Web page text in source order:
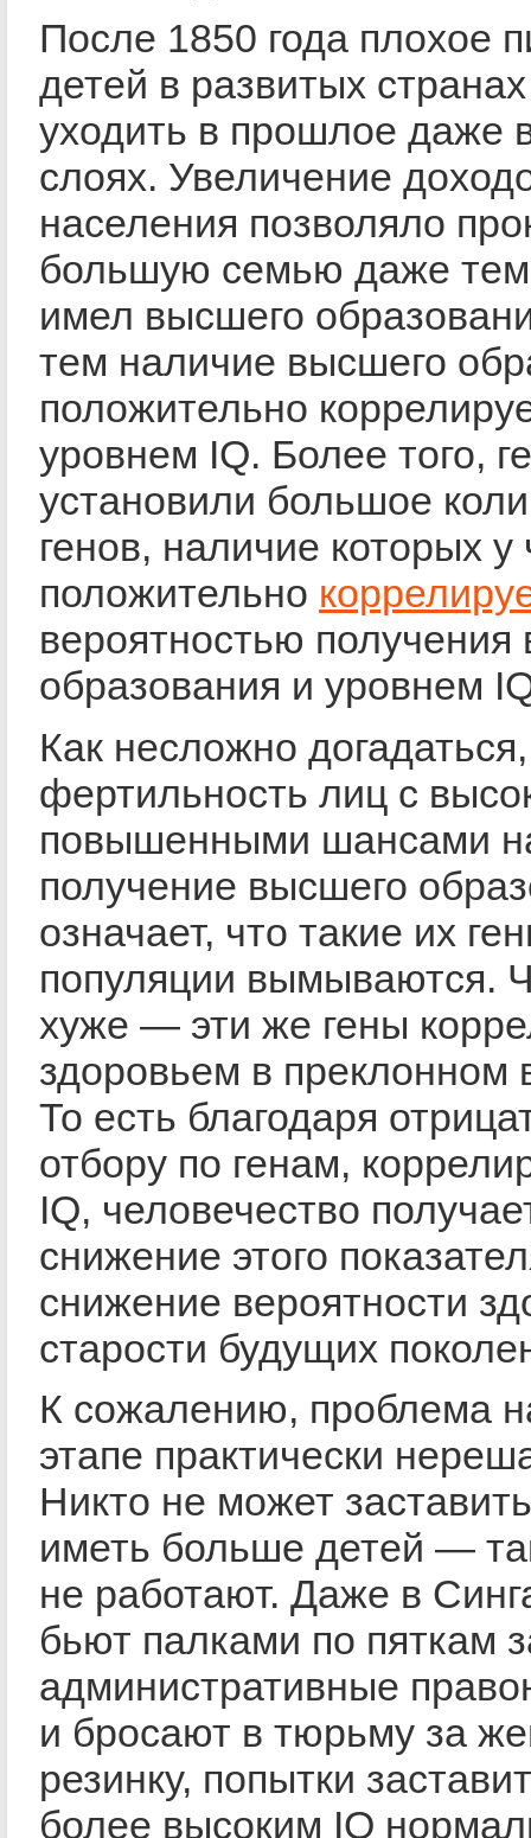
После 1850 года плохое
детей в развитых
уходить в прошлое даже
слоях. Увеличение
населения позволяло
большую семью даже
имел высшего
тем наличие высшего
положительно
уровнем IQ. Более того,
установили большое
генов, наличие которых у
положительно
вероятностью получения
образования и уровнем
Как несложно
фертильность лиц с
повышенными шансами
получение высшего
означает, что такие их
популяции вымываются.
хуже — эти же гены
здоровьем в преклонном
То есть благодаря
отбору по генам,
IQ, человечество
снижение этого
снижение вероятности
старости будущих
К сожалению, проблема
этапе практически
Никто не может
иметь больше детей —
не работают. Даже в
бьют палками по пяткам
административные
и бросают в тюрьму за
резинку, попытки
более высоким IQ